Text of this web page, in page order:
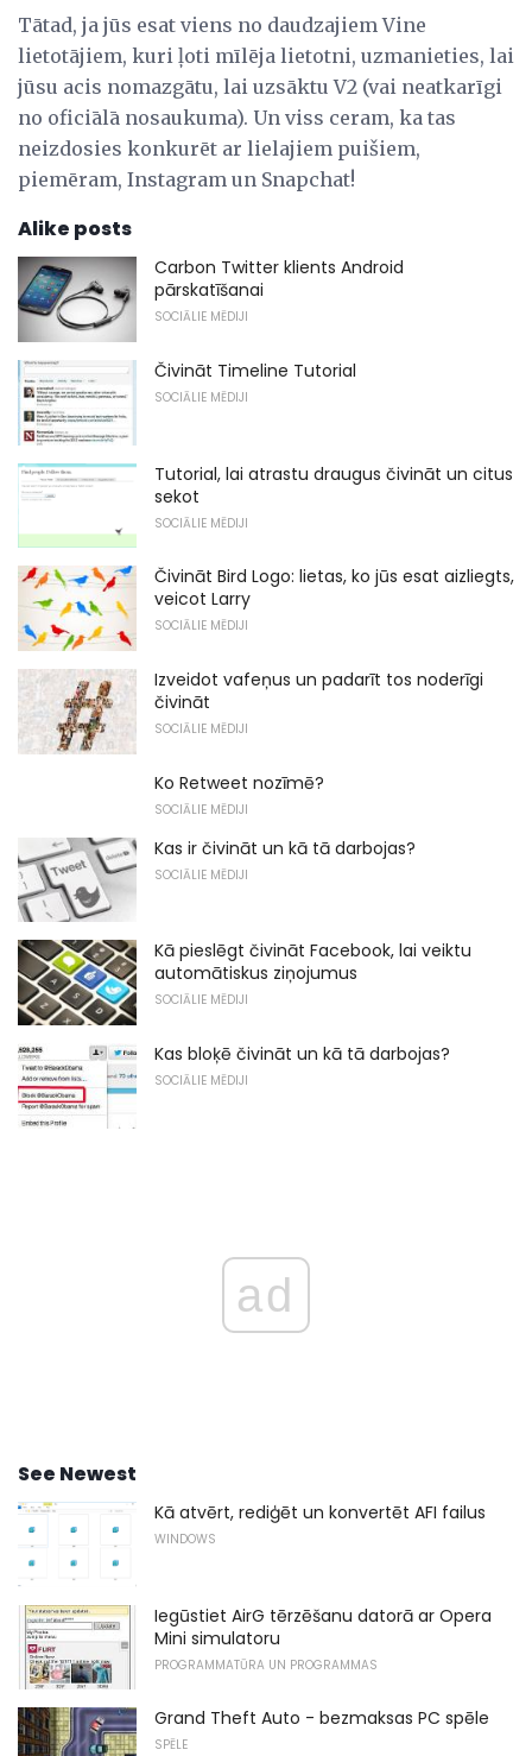
Tātad, ja jūs esat viens no daudzajiem Vine
lietotājiem, kuri ļoti mīlēja lietotni, uzmanieties, lai
jūsu acis nomazgātu, lai uzsāktu V2 (vai neatkarīgi
no oficiālā nosaukuma). Un viss ceram, ka tas
neizdosies konkurēt ar lielajiem puišiem,
piemēram, Instagram un Snapchat!
Alike posts
Carbon Twitter klients Android
pārskatīšanai
SOCIĀLIE MĒDIJI
Čivināt Timeline Tutorial
SOCIĀLIE MĒDIJI
Tutorial, lai atrastu draugus čivināt un citus
sekot
SOCIĀLIE MĒDIJI
Čivināt Bird Logo: lietas, ko jūs esat aizliegts,
veicot Larry
SOCIĀLIE MĒDIJI
Izveidot vafeņus un padarīt tos noderīgi
čivināt
SOCIĀLIE MĒDIJI
Ko Retweet nozīmē?
SOCIĀLIE MĒDIJI
Kas ir čivināt un kā tā darbojas?
SOCIĀLIE MĒDIJI
Kā pieslēgt čivināt Facebook, lai veiktu
automātiskus ziņojumus
SOCIĀLIE MĒDIJI
Kas bloķē čivināt un kā tā darbojas?
SOCIĀLIE MĒDIJI
ad
See Newest
Kā atvērt, rediģēt un konvertēt AFI failus
WINDOWS
Iegūstiet AirG tērzēšanu datorā ar Opera
Mini simulatoru
PROGRAMMATŪRA UN PROGRAMMAS
Grand Theft Auto - bezmaksas PC spēle
SPĒLE